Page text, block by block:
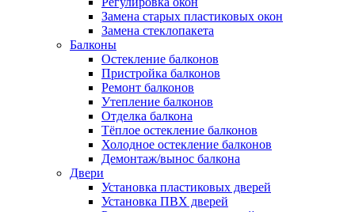
Замена старых пластиковых окон
Замена стеклопакета
Балконы
Остекление балконов
Пристройка балконов
Ремонт балконов
Утепление балконов
Отделка балкона
Тёплое остекление балконов
Холодное остекление балконов
Демонтаж/вынос балкона
Двери
Установка пластиковых дверей
Установка ПВХ дверей